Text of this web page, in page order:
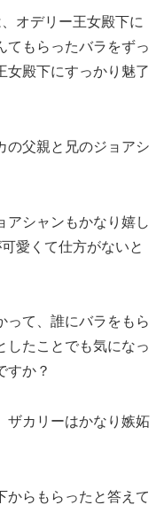
オデリー王女殿下に
てもらったバラをずっ
女殿下にすっかり魅了
の父親と兄のジョアシ
アシャンもかなり嬉し
愛くて仕方がないと
って、誰にバラをもら
したことでも気になっ
すか？
ザカリーはかなり嫉妬
からもらったと答えて